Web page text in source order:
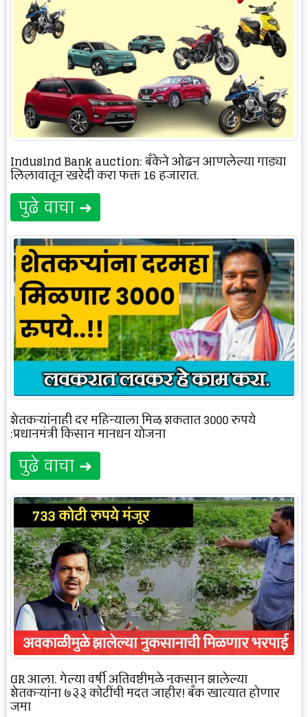
Induslnd Bank auction: बँकेने ओढून आणलेल्या गाड्या
लिलावातून खरेदी करा फक्त 16 हजारात.
पुढे वाचा ➜
शेतकऱ्यांनाही दर महिन्याला मिळू शकतात 3000 रुपये
:प्रधानमंत्री किसान मानधन योजना
पुढे वाचा ➜
GR आला, गेल्या वर्षी अतिवृष्टीमुळे नुकसान झालेल्या
शेतकऱ्यांना ७३३ कोटींची मदत जाहीर! बँक खात्यात होणार
जमा